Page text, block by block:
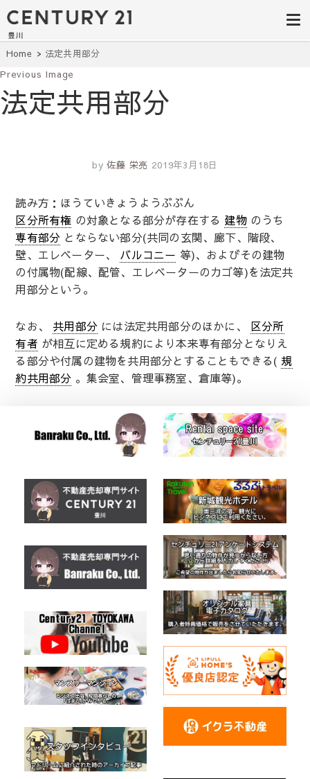
豊田市の中古
住宅・土地・
リノベ物件探
し｜センチュ
リー21豊川
建て・土地探しはセンチュリー21豊
川へ。豊田市内の最新物件情報を随
時更新中！駅近、建築条件無し、ペ
ット可、学区別など、お客様のこだ
単検索。
Home 法定共用部分
Previous Image
法定共用部分
by 佐藤 栄亮 2019年3月18日
読み方：ほうていきょうようぶぶん
区分所有権 の対象となる部分が存在する 建物のうち
専有部分 とならない部分(共同の玄関、廊下、階段、
壁、エレベーター、 バルコニー 等)、およびその建物
の付属物(配線、配管、エレベーターのカゴ等)を法定共
用部分という。
なお、共用部分 には法定共用部分のほかに、 区分所
有者 が相互に定める規約により本来専有部分となりえ
る部分や付属の建物を共用部分とすることもできる( 規
約共用部分 。集会室、管理事務室、倉庫等)。